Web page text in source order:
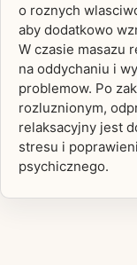
o roznych
aby dodatkowo
W czasie masazu
na oddychaniu i
problemow. Po
rozluznionym,
relaksacyjny jest
stresu i
psychicznego.